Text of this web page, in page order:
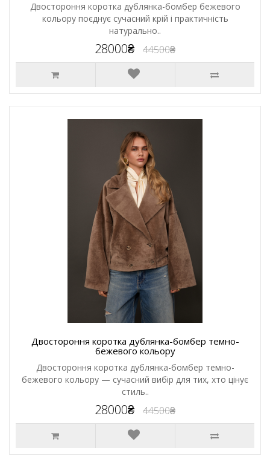
Двостороння коротка дублянка-бомбер бежевого
кольору поєднує сучасний крій і практичність
натурально..
28000₴ 44500₴
Двостороння коротка дублянка-бомбер темно-
бежевого кольору
Двостороння коротка дублянка-бомбер темно-
бежевого кольору — сучасний вибір для тих, хто цінує
стиль..
28000₴ 44500₴